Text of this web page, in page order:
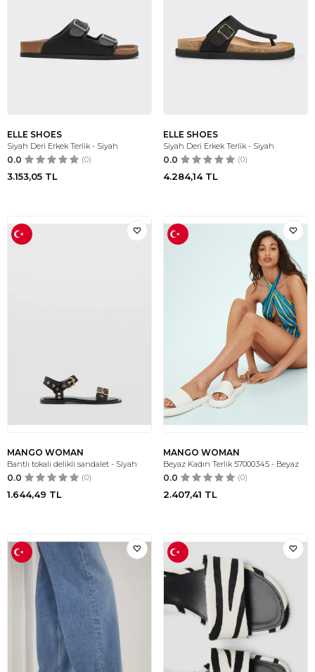
ELLE SHOES
Siyah Deri Erkek Terlik - Siyah
0.0 (0)
3.153,05 TL
ELLE SHOES
Siyah Deri Erkek Terlik - Siyah
0.0 (0)
4.284,14TL
MANGO WOMAN
Bantlı tokalı delikli sandalet - Siyah
0.0 (0)
1.644,49 TL
MANGO WOMAN
Beyaz Kadın Terlik 57000345 - Beyaz
0.0 (0)
2.407,41 TL